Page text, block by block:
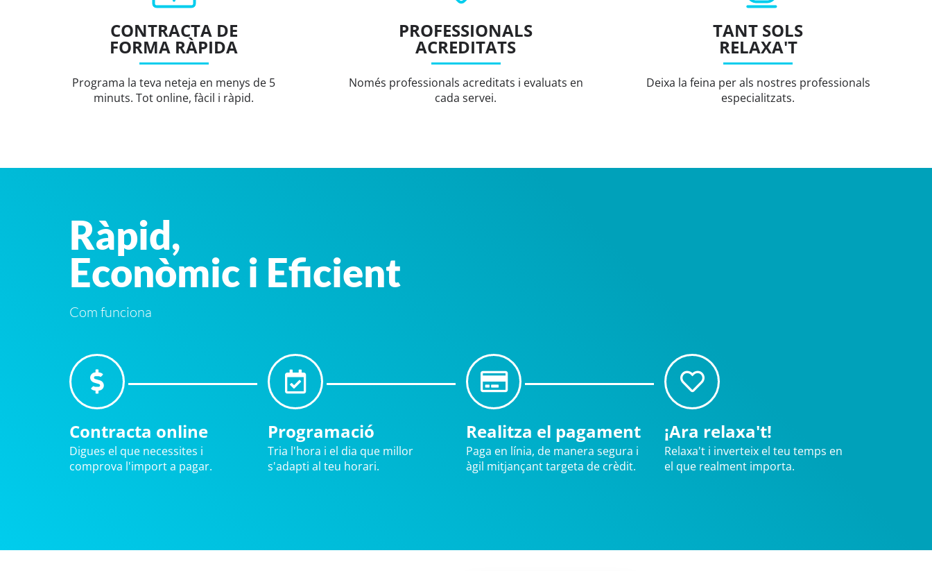
CONTRACTA DE
FORMA RÀPIDA
Programa la teva neteja en menys de 5
minuts. Tot online, fàcil i ràpid.
PROFESSIONALS
ACREDITATS
Només professionals acreditats i evaluats en
cada servei.
TANT SOLS
RELAXA'T
Deixa la feina per als nostres professionals
especialitzats.
Ràpid,
Econòmic i Eficient
Com funciona
Contracta online
Digues el que necessites i
comprova l'import a pagar.
Programació
Tria l'hora i el dia que millor
s'adapti al teu horari.
Realitza el pagament
Paga en línia, de manera segura i
àgil mitjançant targeta de crèdit.
¡Ara relaxa't!
Relaxa't i inverteix el teu temps en
el que realment importa.